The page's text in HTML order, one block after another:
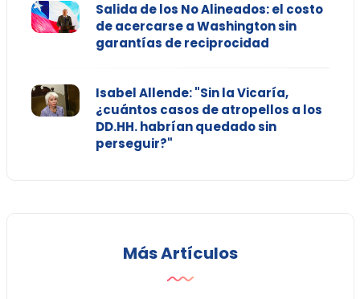
Salida de los No Alineados: el costo
de acercarse a Washington sin
garantías de reciprocidad
Isabel Allende: "Sin la Vicaría,
¿cuántos casos de atropellos a los
DD.HH. habrían quedado sin
perseguir?"
Más Artículos